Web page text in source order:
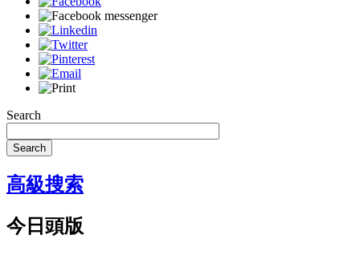
Search
Search
高級搜索
今日頭版